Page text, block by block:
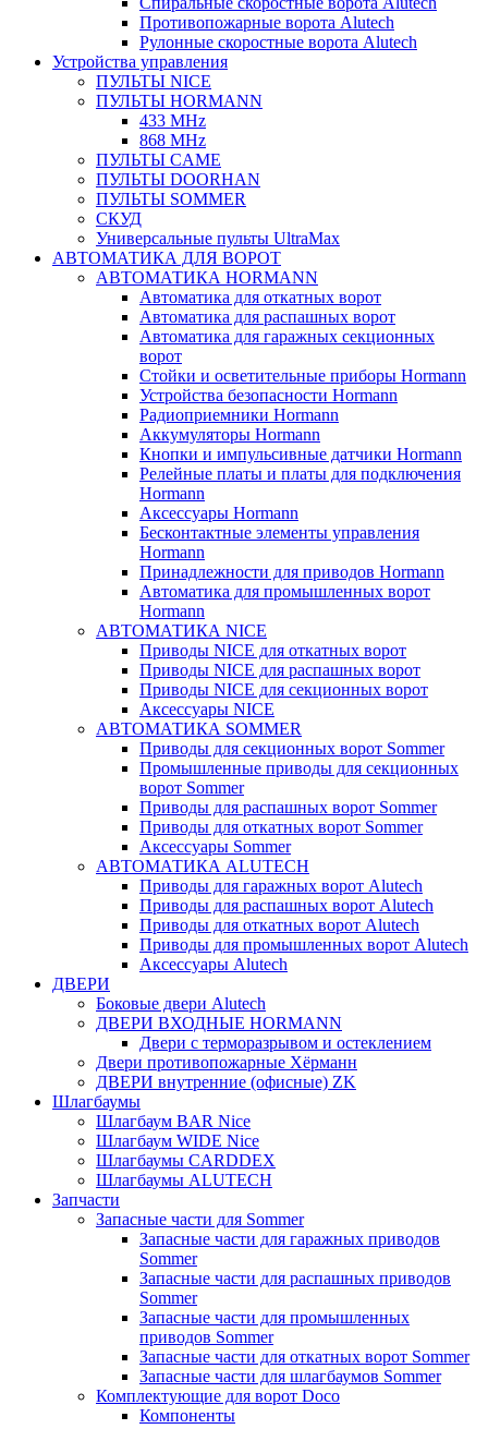
Противопожарные ворота Alutech
Рулонные скоростные ворота Alutech
Устройства управления
ПУЛЬТЫ NICE
ПУЛЬТЫ HORMANN
433 MHz
868 MHz
ПУЛЬТЫ CAME
ПУЛЬТЫ DOORHAN
ПУЛЬТЫ SOMMER
СКУД
Универсальные пульты UltraMax
АВТОМАТИКА ДЛЯ ВОРОТ
АВТОМАТИКА HORMANN
Автоматика для откатных ворот
Автоматика для распашных ворот
Автоматика для гаражных секционных
ворот
Стойки и осветительные приборы Hormann
Устройства безопасности Hormann
Радиоприемники Hormann
Аккумуляторы Hormann
Кнопки и импульсивные датчики Hormann
Релейные платы и платы для подключения
Hormann
Аксессуары Hormann
Бесконтактные элементы управления
Hormann
Принадлежности для приводов Hormann
Автоматика для промышленных ворот
Hormann
АВТОМАТИКА NICE
Приводы NICE для откатных ворот
Приводы NICE для распашных ворот
Приводы NICE для секционных ворот
Аксессуары NICE
АВТОМАТИКА SOMMER
Приводы для секционных ворот Sommer
Промышленные приводы для секционных
ворот Sommer
Приводы для распашных ворот Sommer
Приводы для откатных ворот Sommer
Аксессуары Sommer
АВТОМАТИКА ALUTECH
Приводы для гаражных ворот Alutech
Приводы для распашных ворот Alutech
Приводы для откатных ворот Alutech
Приводы для промышленных ворот Alutech
Аксессуары Alutech
ДВЕРИ
Боковые двери Alutech
ДВЕРИ ВХОДНЫЕ HORMANN
Двери с терморазрывом и остеклением
Двери противопожарные Хёрманн
ДВЕРИ внутренние (офисные) ZK
Шлагбаумы
Шлагбаум BAR Nice
Шлагбаум WIDE Nice
Шлагбаумы CARDDEX
Шлагбаумы ALUTECH
Запчасти
Запасные части для Sommer
Запасные части для гаражных приводов
Sommer
Запасные части для распашных приводов
Sommer
Запасные части для промышленных
приводов Sommer
Запасные части для откатных ворот Sommer
Запасные части для шлагбаумов Sommer
Комплектующие для ворот Doco
Компоненты